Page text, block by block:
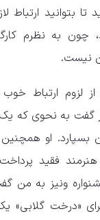
بتوانید ارتباط
چون به نظرم
نیست.
لزوم ارتباط
گفت به نحوی که یک
بسپارد. او همچنین
فقید
ونیز به من
«درخت گلابی»